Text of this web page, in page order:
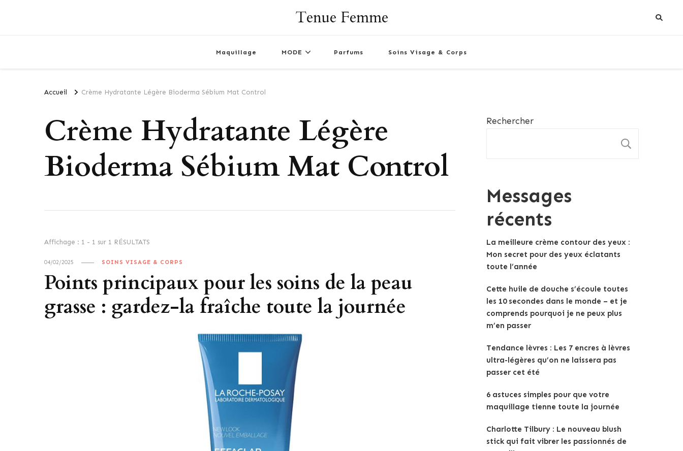
Tenue Femme
Maquillage MODE Parfums Soins Visage & Corps
Accueil Crème Hydratante Légère Bioderma Sébium Mat Control
Crème Hydratante Légère
Bioderma Sébium Mat Control
Affichage : 1 - 1 sur 1 RÉSULTATS
04/02/2025 SOINS VISAGE & CORPS
Points principaux pour les soins de la peau
grasse : gardez-la fraîche toute la journée
Rechercher
Messages
récents
La meilleure crème contour des yeux :
Mon secret pour des yeux éclatants
toute l’année
Cette huile de douche s’écoule toutes
les 10 secondes dans le monde – et je
comprends pourquoi je ne peux plus
m’en passer
Tendance lèvres : Les 7 encres à lèvres
ultra-légères qu’on ne laissera pas
passer cet été
6 astuces simples pour que votre
maquillage tienne toute la journée
Charlotte Tilbury : Le nouveau blush
stick qui fait vibrer les passionnés de